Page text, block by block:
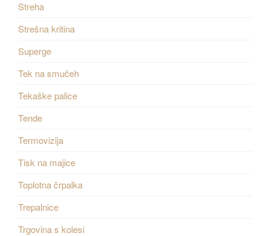
Streha
Strešna kritina
Superge
Tek na smučeh
Tekaške palice
Tende
Termovizija
Tisk na majice
Toplotna črpalka
Trepalnice
Trgovina s kolesi